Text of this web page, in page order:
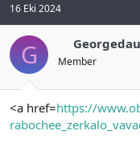
16 Eki 2024
G Member
<a href=https://